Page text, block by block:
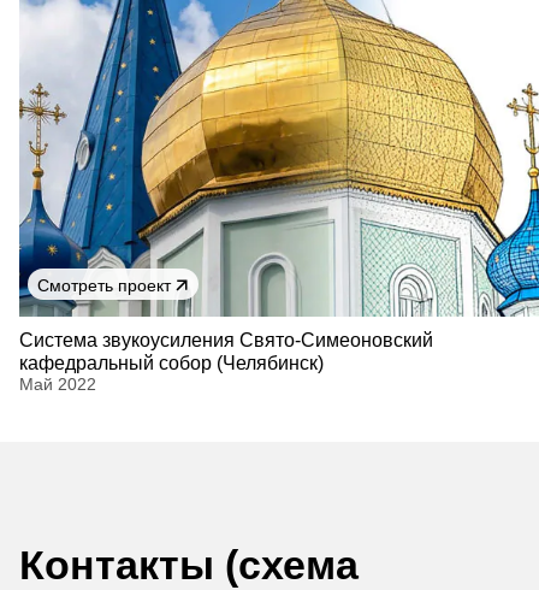
Смотреть проект
Cистема звукоусиления Свято-Симеоновский
кафедральный собор (Челябинск)
Май 2022
Контакты (схема